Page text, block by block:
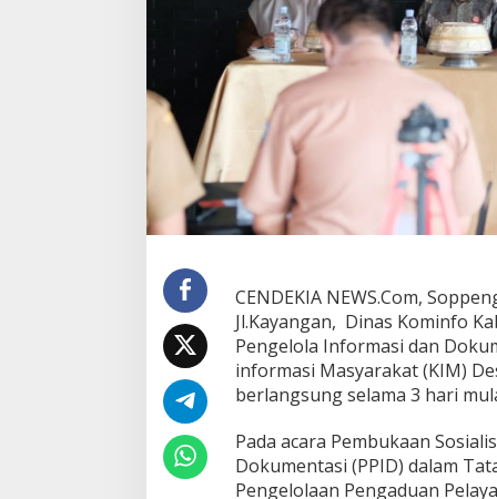
s
i
a
l
i
s
a
t
e
o
l
a
S
N
L
A
CENDEKIA NEWS.Com,
Jl.Kayangan, Dinas Kominfo
Pengelola Informasi dan
informasi Masyarakat (KIM)
berlangsung selama 3 hari
Pada acara Pembukaan
Dokumentasi (PPID) dalam
Pengelolaan Pengaduan